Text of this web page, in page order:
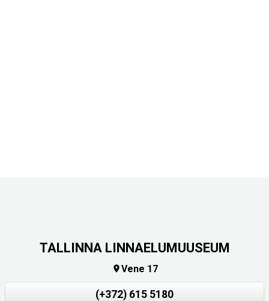
TALLINNA LINNAELUMUUSEUM
Vene 17
(+372) 615 5180